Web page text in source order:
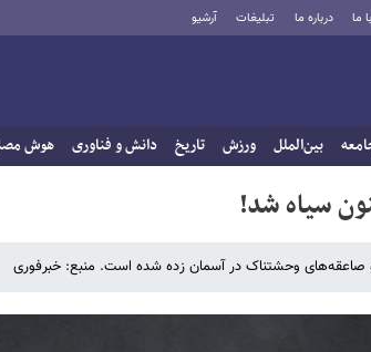
ما درباره ما تبلیغات آرشیو
بین‌الملل ورزش تاریخ دانش و فناوری هوش
سیاه شد!
صاعقه‌های وحشتناک در آسمان زده شده است. منبع: خبرفوری